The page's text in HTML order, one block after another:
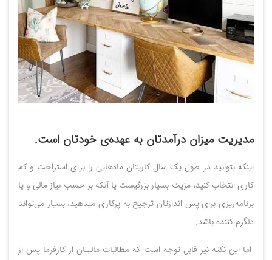
مدیریت میزان درآمدتان به عهده‌ی خودتان است.
اینکه بتوانید در طول یک سال کاریتان ماه‌هایی را برای استراحت و کم
کاری انتخاب کنید، مزیت بسیار بزرگیست یا آنکه بر حسب نیاز مالی و یا
برنامه‌ریزی برای پس اندازتان ترجیح به پرکاری میدهید، بسیار می‌تواند
دلگرم کننده باشد.
اما این نکته نیز قابل توجه است که مطالبات مالیتان از کارفرما پس از